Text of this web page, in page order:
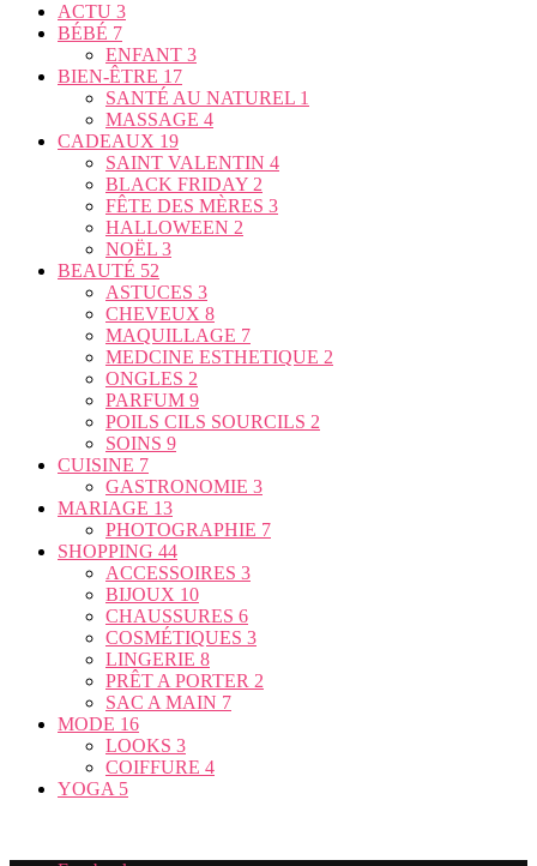
ACTU 3
BÉBÉ 7
ENFANT 3
BIEN-ÊTRE 17
SANTÉ AU NATUREL 1
MASSAGE 4
CADEAUX 19
SAINT VALENTIN 4
BLACK FRIDAY 2
FÊTE DES MÈRES 3
HALLOWEEN 2
NOËL 3
BEAUTÉ 52
ASTUCES 3
CHEVEUX 8
MAQUILLAGE 7
MEDCINE ESTHETIQUE 2
ONGLES 2
PARFUM 9
POILS CILS SOURCILS 2
SOINS 9
CUISINE 7
GASTRONOMIE 3
MARIAGE 13
PHOTOGRAPHIE 7
SHOPPING 44
ACCESSOIRES 3
BIJOUX 10
CHAUSSURES 6
COSMÉTIQUES 3
LINGERIE 8
PRÊT A PORTER 2
SAC A MAIN 7
MODE 16
LOOKS 3
COIFFURE 4
YOGA 5